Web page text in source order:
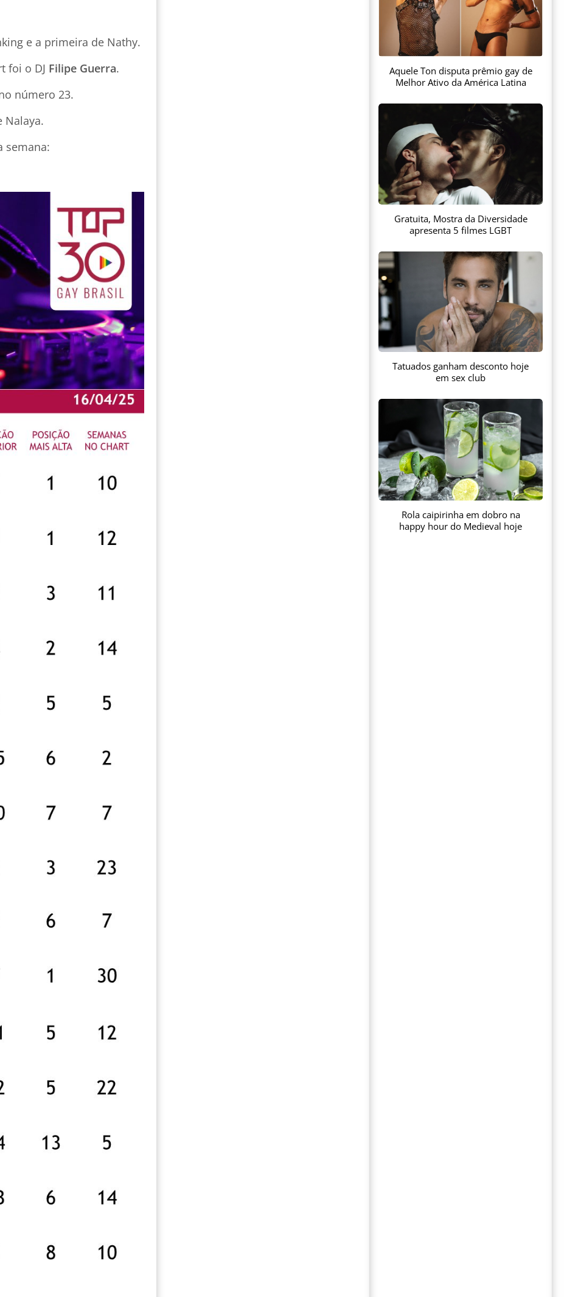
e a primeira de Nathy.
foi o DJ Filipe Guerra.
número 23.
Nalaya.
semana:
Aquele Ton disputa prêmio gay de
Melhor Ativo da América Latina
Gratuita, Mostra da Diversidade
apresenta 5 filmes LGBT
Tatuados ganham desconto hoje
em sex club
Rola caipirinha em dobro na
happy hour do Medieval hoje